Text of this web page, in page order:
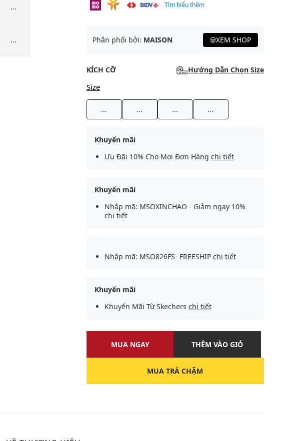
...
...
Tìm hiểu thêm
Phân phối bởi: MAISON XEM SHOP
KÍCH CỠ Hướng Dẫn Chọn Size
Size
... ... ... ...
Khuyến mãi
Ưu Đãi 10% Cho Mọi Đơn Hàng chi tiết
Khuyến mãi
Nhập mã: MSOXINCHAO - Giảm ngay 10%
chi tiết
Nhập mã: MSO826FS- FREESHIP chi tiết
Khuyến mãi
Khuyến Mãi Từ Skechers chi tiết
MUA NGAY THÊM VÀO GIỎ
MUA TRẢ CHẬM